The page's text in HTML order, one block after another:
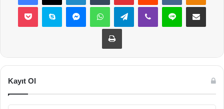
Pocket Skype MessengerWhatsAppTelegramViber Line E-Posta ile
Yazdır
Kayıt Ol